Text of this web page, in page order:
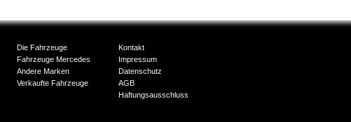
Die Fahrzeuge
Fahrzeuge Mercedes
Andere Marken
Verkaufte Fahrzeuge
Kontakt
Impressum
Datenschutz
AGB
Haftungsausschluss